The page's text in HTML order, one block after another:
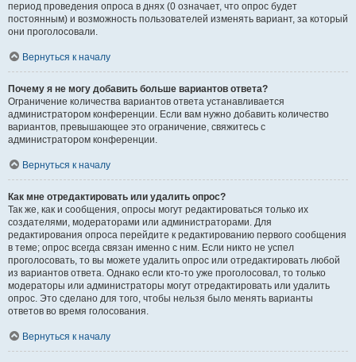
период проведения опроса в днях (0 означает, что опрос будет
постоянным) и возможность пользователей изменять вариант, за который
они проголосовали.
Вернуться к началу
Почему я не могу добавить больше вариантов ответа?
Ограничение количества вариантов ответа устанавливается
администратором конференции. Если вам нужно добавить количество
вариантов, превышающее это ограничение, свяжитесь с
администратором конференции.
Вернуться к началу
Как мне отредактировать или удалить опрос?
Так же, как и сообщения, опросы могут редактироваться только их
создателями, модераторами или администраторами. Для
редактирования опроса перейдите к редактированию первого сообщения
в теме; опрос всегда связан именно с ним. Если никто не успел
проголосовать, то вы можете удалить опрос или отредактировать любой
из вариантов ответа. Однако если кто-то уже проголосовал, то только
модераторы или администраторы могут отредактировать или удалить
опрос. Это сделано для того, чтобы нельзя было менять варианты
ответов во время голосования.
Вернуться к началу